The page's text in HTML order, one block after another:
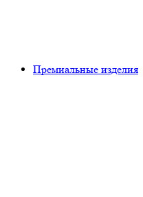
Премиальные изделия